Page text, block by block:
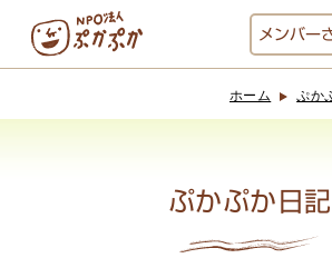
メンバー
ホーム ぷか
ぷかぷか日記